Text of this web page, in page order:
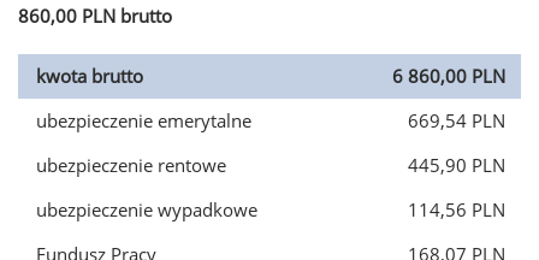
860,00 PLN brutto
kwota brutto
6 860,00 PLN
ubezpieczenie emerytalne
669,54 PLN
ubezpieczenie rentowe
445,90 PLN
ubezpieczenie wypadkowe
114,56 PLN
Fundusz Pracy
168,07 PLN